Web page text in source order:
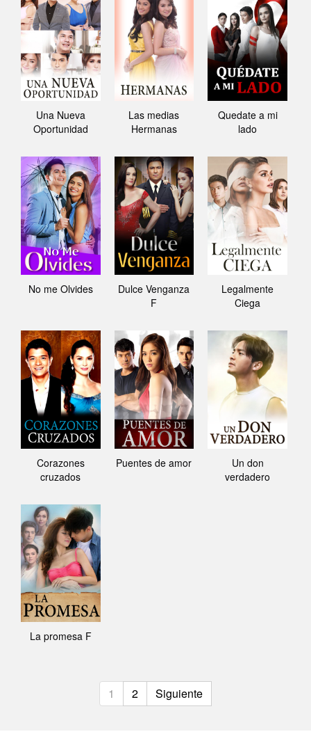
Una Nueva
Oportunidad
Las medias
Hermanas
Quedate a mi
lado
No me Olvides
Dulce Venganza
F
Legalmente
Ciega
Corazones
cruzados
Puentes de amor
Un don
verdadero
La promesa F
1 2 Siguiente